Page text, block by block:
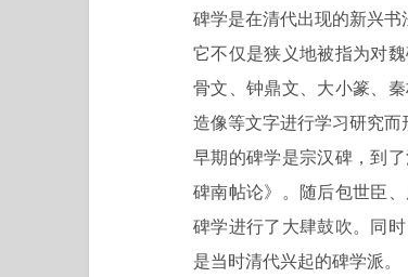
碑学是在清代出现的新兴书
它不仅是狭义地被指为对
骨文、钟鼎文、大小篆、
造像等文字进行学习研究而
早期的碑学是宗汉碑，到
碑南帖论》。随后包世臣
碑学进行了大肆鼓吹。同
是当时清代兴起的碑学派。